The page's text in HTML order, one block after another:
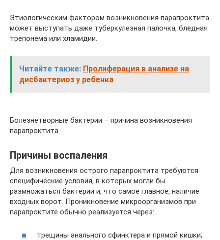
Этиологическим фактором возникновения парапроктита
может выступать даже туберкулезная палочка, бледная
трепонема или хламидии.
Читайте также: Пролиферация в анализе на
дисбактериоз у ребенка
Болезнетворные бактерии – причина возникновения
парапроктита
Причины воспаления
Для возникновения острого парапроктита требуются
специфические условия, в которых могли бы
размножаться бактерии и, что самое главное, наличие
входных ворот. Проникновение микроорганизмов при
парапроктите обычно реализуется через:
трещины анального сфинктера и прямой кишки;